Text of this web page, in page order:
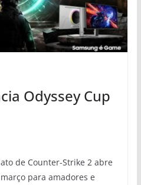
Odyssey Cup
de Counter-Strike 2 abre
para amadores e